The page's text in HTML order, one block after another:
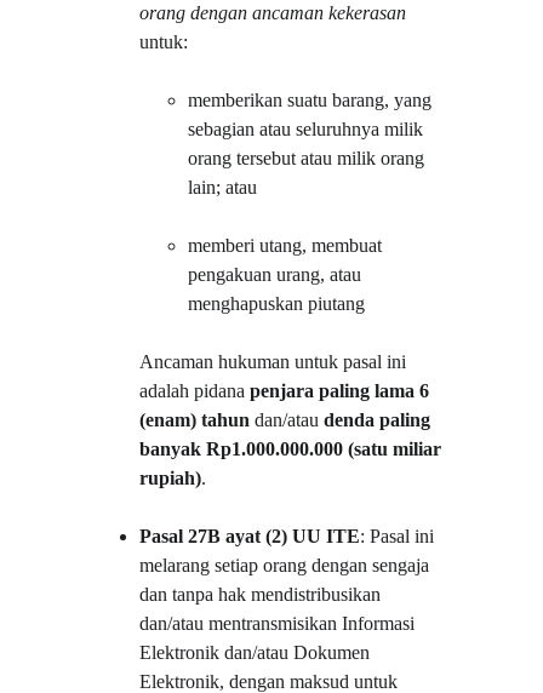
orang dengan ancaman kekerasan
untuk:
memberikan suatu barang, yang
sebagian atau seluruhnya milik
orang tersebut atau milik orang
lain; atau
memberi utang, membuat
pengakuan urang, atau
menghapuskan piutang
Ancaman hukuman untuk pasal ini
adalah pidana penjara paling lama 6
(enam) tahun dan/atau denda paling
banyak Rp1.000.000.000 (satu miliar
rupiah).
Pasal 27B ayat (2) UU ITE: Pasal ini
melarang setiap orang dengan sengaja
dan tanpa hak mendistribusikan
dan/atau mentransmisikan Informasi
Elektronik dan/atau Dokumen
Elektronik, dengan maksud untuk